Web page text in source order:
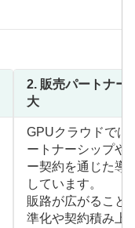
2. 販売パートナー
大
GPUクラウドでは
ートナーシップや
ー契約を通じた導
しています。
販路が広がること
準化や契約積み上